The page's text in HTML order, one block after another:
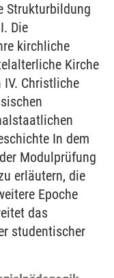
Strukturbildung
Die
kirchliche
Kirche
Christliche
In dem
Modulprüfung
erläutern, die
Epoche
das
studentischer